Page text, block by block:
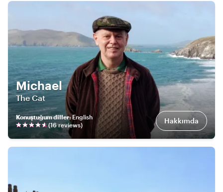
Michael
The Cat
Konuştuğum diller: English
(16reviews) Hakkımda